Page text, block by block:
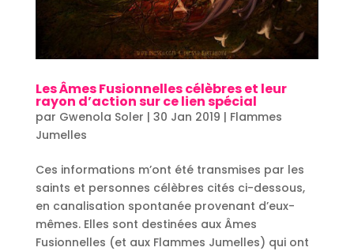
Les Âmes Fusionnelles célèbres et leur
rayon d’action sur ce lien spécial
par Gwenola Soler | 30 Jan 2019 | Flammes
Jumelles
Ces informations m’ont été transmises par les
saints et personnes célèbres cités ci-dessous,
en canalisation spontanée provenant d’eux-
mêmes. Elles sont destinées aux Âmes
Fusionnelles (et aux Flammes Jumelles) qui ont